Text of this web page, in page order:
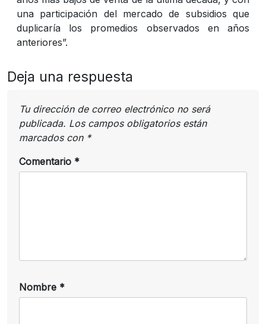
una participación del mercado de subsidios que
duplicaría los promedios observados en años
anteriores”.
Deja una respuesta
Tu dirección de correo electrónico no será
publicada. Los campos obligatorios están
marcados con *
Comentario *
Nombre *